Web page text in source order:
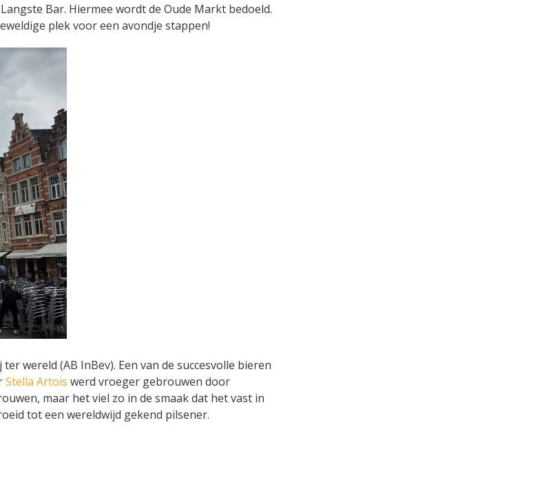
Bar. Hiermee wordt de Oude Markt bedoeld.
plek voor een avondje stappen!
wereld (AB InBev). Een van de succesvolle bieren
Stella Artois werd vroeger gebrouwen door
maar het viel zo in de smaak dat het vast in
tot een wereldwijd gekend pilsener.